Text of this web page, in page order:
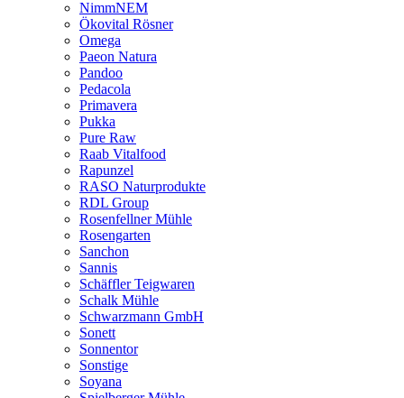
NimmNEM
Ökovital Rösner
Omega
Paeon Natura
Pandoo
Pedacola
Primavera
Pukka
Pure Raw
Raab Vitalfood
Rapunzel
RASO Naturprodukte
RDL Group
Rosenfellner Mühle
Rosengarten
Sanchon
Sannis
Schäffler Teigwaren
Schalk Mühle
Schwarzmann GmbH
Sonett
Sonnentor
Sonstige
Soyana